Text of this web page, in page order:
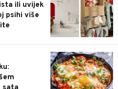
ili uvijek
psihi više
0